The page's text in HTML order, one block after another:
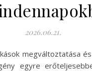
2026.06.21.
egyre